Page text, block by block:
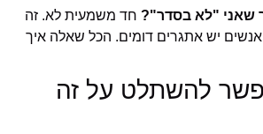
שאני "לא בסדר"? חד משמעית לא. זה
יש אתגרים דומים. הכל שאלה איך
להשתלט על זה